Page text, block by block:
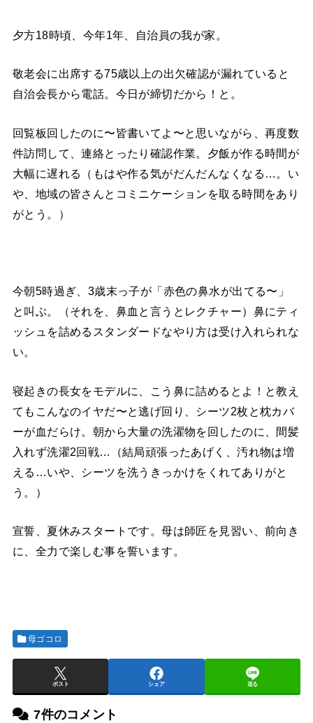
夕方18時頃、今年1年、自治員の我が家。
敬老会に出席する75歳以上の出欠確認が漏れていると
自治会長から電話。今日が締切だから！と。
回覧板回したのに〜皆書いてよ〜と思いながら、再度数
件訪問して、連絡とったり確認作業。夕飯が作る時間が
大幅に遅れる（もはや作る気がだんだんなくなる…。い
や、地域の皆さんとコミニケーションを取る時間をあり
がとう。）
今朝5時過ぎ、3歳末っ子が「赤色の鼻水が出てる〜」
と叫ぶ。（それを、鼻血と言うとレクチャー）鼻にティ
ッシュを詰めるスタンダードなやり方は受け入れられな
い。
寝起きの長女をモデルに、こう鼻に詰めるとよ！と教え
てもこんなのイヤだ〜と逃げ回り、シーツ2枚と枕カバ
ーが血だらけ。朝から大量の洗濯物を回したのに、間髪
入れず洗濯2回戦…（結局頑張ったあげく、汚れ物は増
える…いや、シーツを洗うきっかけをくれてありがと
う。）
宣誓、夏休みスタートです。母は師匠を見習い、前向き
に、全力で楽しむ事を誓います。
母ゴコロ
ポスト シェア 送る
7件のコメント